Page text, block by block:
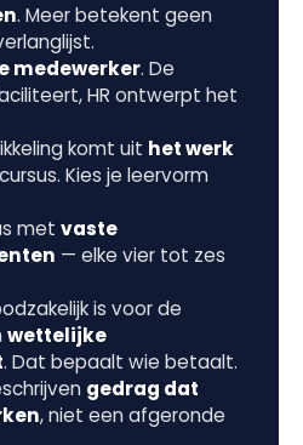
. Meer betekent geen
medewerker. De
HR ontwerpt het
komt uit het werk
Kies je leervorm
met vaste
— elke vier tot zes
is voor de
wettelijke
. Dat bepaalt wie betaalt.
gedrag dat
, niet een afgeronde